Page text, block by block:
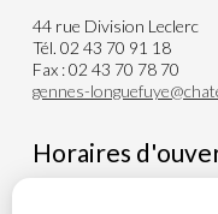
44 rue Division Leclerc
Tél. 02 43 70 91 18
Fax : 02 43 70 78 70
gennes-
Horaires